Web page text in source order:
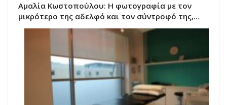
Αμαλία Κωστοπούλου: Η φωτογραφία με τον
μικρότερο της αδελφό και τον σύντροφό της,…